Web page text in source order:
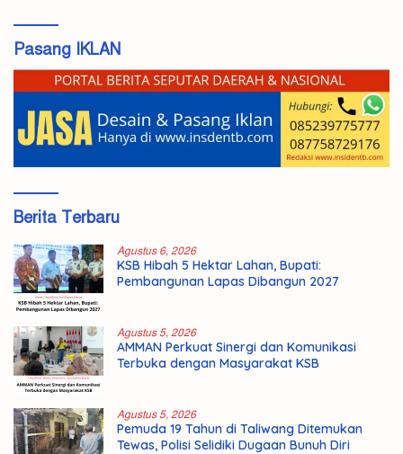
Pasang IKLAN
Berita Terbaru
Agustus 6, 2026
KSB Hibah 5 Hektar Lahan, Bupati:
Pembangunan Lapas Dibangun 2027
Agustus 5, 2026
AMMAN Perkuat Sinergi dan Komunikasi
Terbuka dengan Masyarakat KSB
Agustus 5, 2026
Pemuda 19 Tahun di Taliwang Ditemukan
Tewas, Polisi Selidiki Dugaan Bunuh Diri